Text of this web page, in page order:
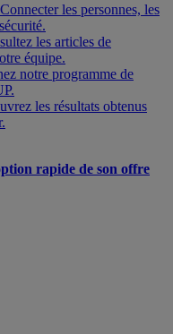
Connecter les personnes, les
les articles de
équipe.
notre programme de
les résultats obtenus
rapide de son offre